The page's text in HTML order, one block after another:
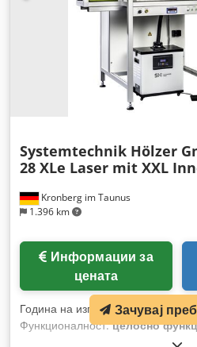
Kronberg im Taunus
1.396 km
Systemtechnik Hölzer
28 XLe Laser mit XXL
цената
Година на изградба:2026,
Функционалност:целосно
900 мм
Зачувај